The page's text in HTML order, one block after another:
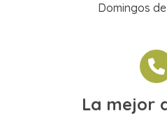
Domingos de
La mejor